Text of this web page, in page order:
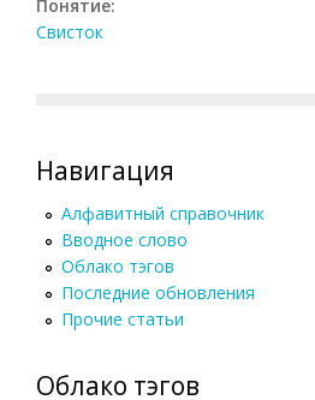
Понятие:
Свисток
Навигация
Алфавитный справочник
Вводное слово
Облако тэгов
Последние обновления
Прочие статьи
Облако тэгов